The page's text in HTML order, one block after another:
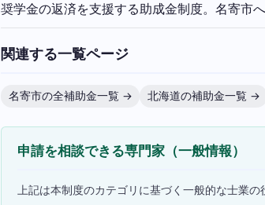
奨学金の返済を支援する助成金制度。名寄市
関連する一覧ページ
名寄市の全補助金一覧 → 北海道の補助金一覧 →
申請を相談できる専門家（一般情報）
上記は本制度のカテゴリに基づく一般的な士業